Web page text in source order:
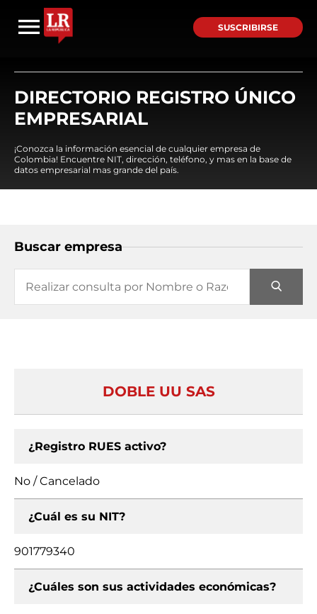
SUSCRIBIRSE
DIRECTORIO REGISTRO ÚNICO
EMPRESARIAL
¡Conozca la información esencial de cualquier empresa de
Colombia! Encuentre NIT, dirección, teléfono, y mas en la base de
datos empresarial mas grande del país.
Buscar empresa
DOBLE UU SAS
¿Registro RUES activo?
No / Cancelado
¿Cuál es su NIT?
901779340
¿Cuáles son sus actividades económicas?